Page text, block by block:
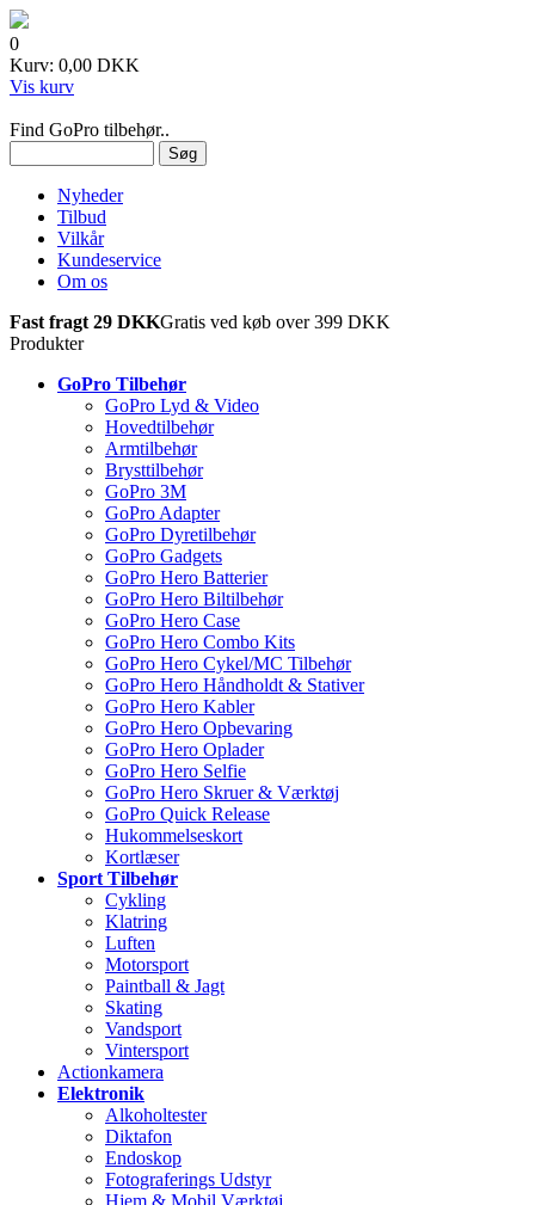
0
Kurv: 0,00 DKK
Vis kurv
Find GoPro tilbehør..
Nyheder
Tilbud
Vilkår
Kundeservice
Om os
Fast fragt 29 DKKGratis ved køb over 399 DKK
Produkter
GoPro Tilbehør
GoPro Lyd & Video
Hovedtilbehør
Armtilbehør
Brysttilbehør
GoPro 3M
GoPro Adapter
GoPro Dyretilbehør
GoPro Gadgets
GoPro Hero Batterier
GoPro Hero Biltilbehør
GoPro Hero Case
GoPro Hero Combo Kits
GoPro Hero Cykel/MC Tilbehør
GoPro Hero Håndholdt & Stativer
GoPro Hero Kabler
GoPro Hero Opbevaring
GoPro Hero Oplader
GoPro Hero Selfie
GoPro Hero Skruer & Værktøj
GoPro Quick Release
Hukommelseskort
Kortlæser
Sport Tilbehør
Cykling
Klatring
Luften
Motorsport
Paintball & Jagt
Skating
Vandsport
Vintersport
Actionkamera
Elektronik
Alkoholtester
Diktafon
Endoskop
Fotograferings Udstyr
Hjem & Mobil Værktøj